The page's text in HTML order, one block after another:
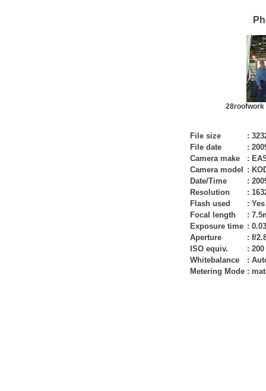
28roofwork
File size :
File date
:
Camera make
:
Camera model
:
Date/Time
:
Resolution
:
Flash used
:
Focal length
:
Exposure time :
Aperture
: f/
ISO equiv.
: 200
Whitebalance
:
Metering Mode :